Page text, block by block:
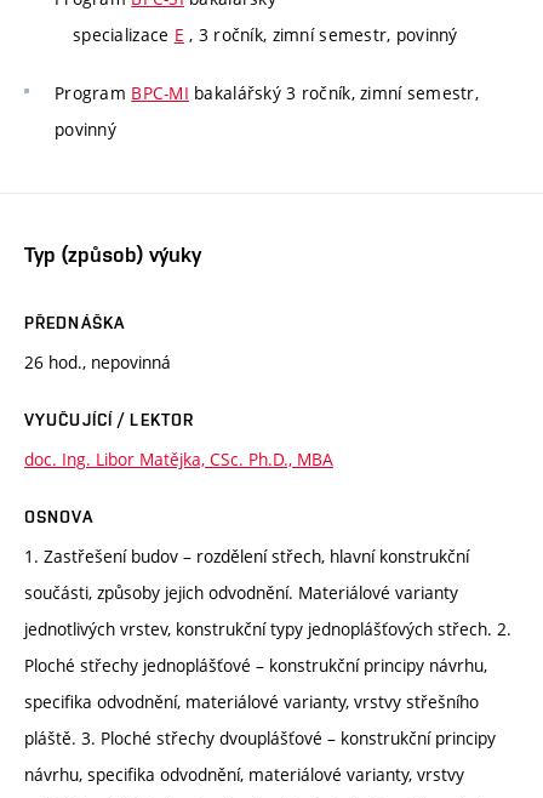
specializace E , 3 ročník, zimní semestr, povinný
Program BPC-MI bakalářský 3 ročník, zimní semestr,
povinný
Typ (způsob) výuky
PŘEDNÁŠKA
26 hod., nepovinná
VYUČUJÍCÍ / LEKTOR
doc. Ing. Libor Matějka, CSc. Ph.D., MBA
OSNOVA
1. Zastřešení budov – rozdělení střech, hlavní konstrukční
součásti, způsoby jejich odvodnění. Materiálové varianty
jednotlivých vrstev, konstrukční typy jednoplášťových střech. 2.
Ploché střechy jednoplášťové – konstrukční principy návrhu,
specifika odvodnění, materiálové varianty, vrstvy střešního
pláště. 3. Ploché střechy dvouplášťové – konstrukční principy
návrhu, specifika odvodnění, materiálové varianty, vrstvy